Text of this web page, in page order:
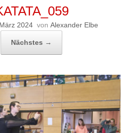
2024 von Alexander Elbe
Nächstes →